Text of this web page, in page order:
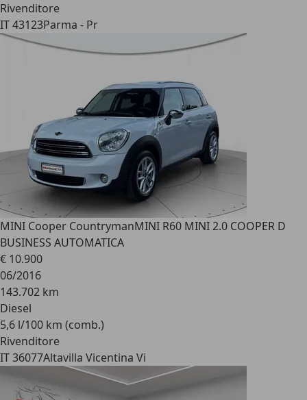
Rivenditore
IT 43123Parma - Pr
MINI Cooper CountrymanMINI R60 MINI 2.0 COOPER D
BUSINESS AUTOMATICA
€ 10.900
06/2016
143.702 km
Diesel
5,6 l/100 km (comb.)
Rivenditore
IT 36077Altavilla Vicentina Vi